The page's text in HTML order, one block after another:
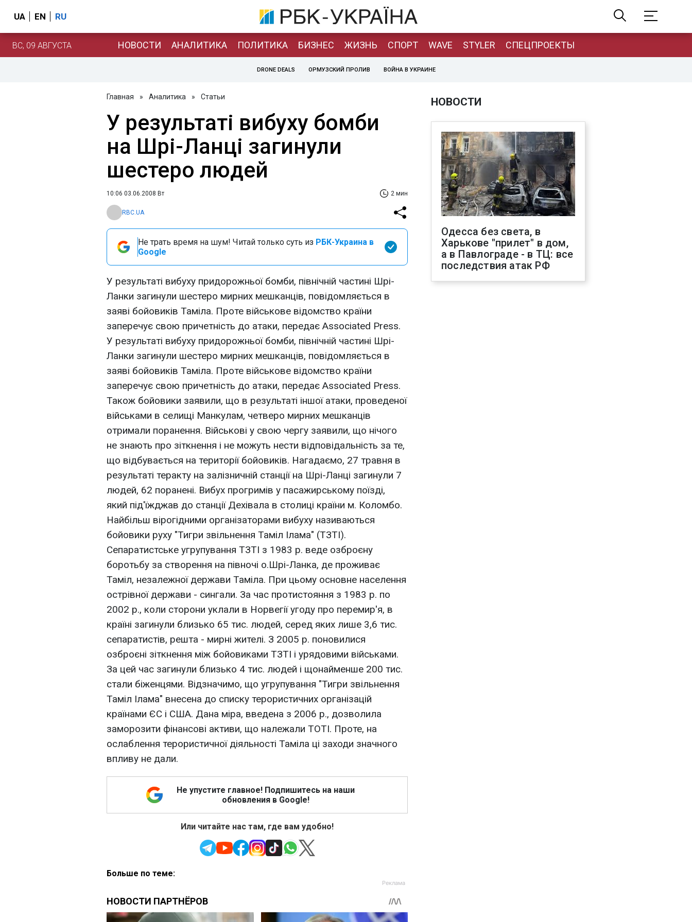
UA EN RU
ВС, 09 АВГУСТА НОВОСТИ АНАЛИТИКА ПОЛИТИКА БИЗНЕС ЖИЗНЬ СПОРТ WAVE STYLER СПЕЦПРОЕКТЫ
DRONE DEALS ОРМУЗСКИЙ ПРОЛИВ ВОЙНА В УКРАИНЕ
Главная » Аналитика » Статьи
У результаті вибуху бомби
на Шрі-Ланці загинули
шестеро людей
10:06 03.06.2008 Вт 2 мин
RBC.UA
Не трать время на шум! Читай только суть из РБК-Украина в
Google
У результаті вибуху придорожньої бомби, північній частині Шрі-
Ланки загинули шестеро мирних мешканців, повідомляється в
заяві бойовиків Таміла. Проте військове відомство країни
заперечує свою причетність до атаки, передає Associated Press.
У результаті вибуху придорожньої бомби, північній частині Шрі-
Ланки загинули шестеро мирних мешканців, повідомляється в
заяві бойовиків Таміла. Проте військове відомство країни
заперечує свою причетність до атаки, передає Associated Press.
Також бойовики заявили, що в результаті іншої атаки, проведеної
військами в селищі Манкулам, четверо мирних мешканців
отримали поранення. Військові у свою чергу заявили, що нічого
не знають про зіткнення і не можуть нести відповідальність за те,
що відбувається на території бойовиків. Нагадаємо, 27 травня в
результаті теракту на залізничній станції на Шрі-Ланці загинули 7
людей, 62 поранені. Вибух прогримів у пасажирському поїзді,
який під'їжджав до станції Дехівала в столиці країни м. Коломбо.
Найбільш вірогідними організаторами вибуху називаються
бойовики руху "Тигри звільнення Таміл Ілама" (ТЗТІ).
Сепаратистське угрупування ТЗТІ з 1983 р. веде озброєну
боротьбу за створення на півночі о.Шрі-Ланка, де проживає
Таміл, незалежної держави Таміла. При цьому основне населення
острівної держави - сингали. За час протистояння з 1983 р. по
2002 р., коли сторони уклали в Норвегії угоду про перемир'я, в
країні загинули близько 65 тис. людей, серед яких лише 3,6 тис.
сепаратистів, решта - мирні жителі. З 2005 р. поновилися
озброєні зіткнення між бойовиками ТЗТІ і урядовими військами.
За цей час загинули близько 4 тис. людей і щонайменше 200 тис.
стали біженцями. Відзначимо, що угрупування "Тигри звільнення
Таміл Ілама" внесена до списку терористичних організацій
країнами ЄС і США. Дана міра, введена з 2006 р., дозволила
заморозити фінансові активи, що належали ТОТІ. Проте, на
ослаблення терористичної діяльності Таміла ці заходи значного
впливу не дали.
Не упустите главное! Подпишитесь на наши
обновления в Google!
Или читайте нас там, где вам удобно!
Больше по теме:
НОВОСТИ
Одесса без света, в
Харькове "прилет" в дом,
а в Павлограде - в ТЦ: все
последствия атак РФ